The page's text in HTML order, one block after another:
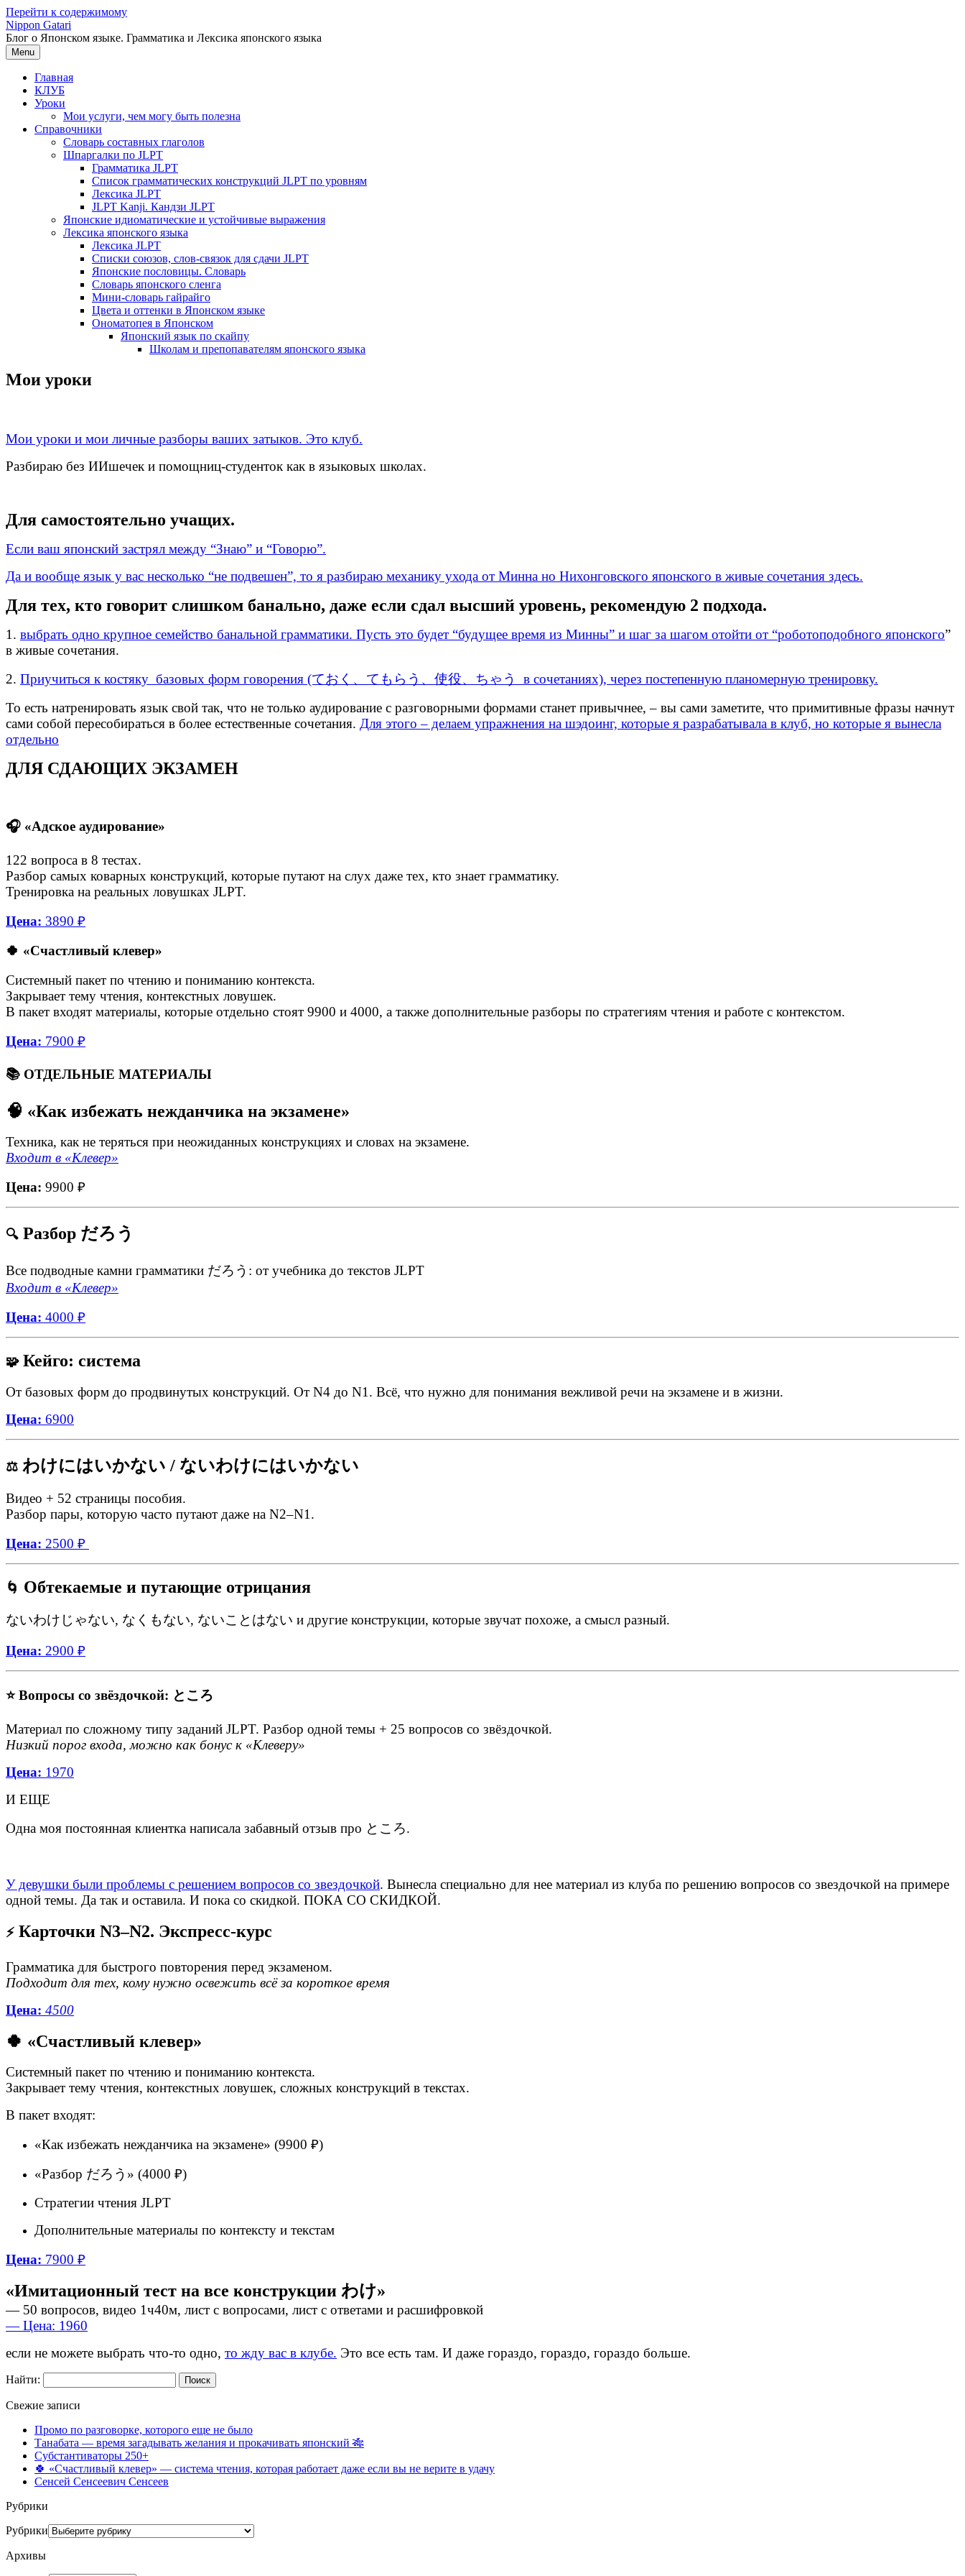
Перейти к содержимому
Nippon Gatari
Блог о Японском языке. Грамматика и Лексика японского языка
Menu
Главная
КЛУБ
Уроки
Мои услуги, чем могу быть полезна
Справочники
Словарь составных глаголов
Шпаргалки по JLPT
Грамматика JLPT
Список грамматических конструкций JLPT по уровням
Лексика JLPT
JLPT Kanji. Кандзи JLPT
Японские идиоматические и устойчивые выражения
Лексика японского языка
Лексика JLPT
Списки союзов, слов-связок для сдачи JLPT
Японские пословицы. Словарь
Словарь японского сленга
Мини-словарь гайрайго
Цвета и оттенки в Японском языке
Ономатопея в Японском
Японский язык по скайпу
Школам и препопавателям японского языка
Мои уроки
Мои уроки и мои личные разборы ваших затыков. Это клуб.
Разбираю без ИИшечек и помощниц-студенток как в языковых школах.
Для самостоятельно учащих.
Если ваш японский застрял между “Знаю” и “Говорю”.
Да и вообще язык у вас несколько “не подвешен”, то я разбираю механику ухода от Минна но Нихонговского японского в живые сочетания здесь.
Для тех, кто говорит слишком банально, даже если сдал высший уровень, рекомендую 2 подхода.
1. выбрать одно крупное семейство банальной грамматики. Пусть это будет “будущее время из Минны” и шаг за шагом отойти от “роботоподобного японского”
в живые сочетания.
2. Приучиться к костяку базовых форм говорения (ておく、てもらう、使役、ちゃう в сочетаниях), через постепенную планомерную тренировку.
То есть натренировать язык свой так, что не только аудирование с разговорными формами станет привычнее, – вы сами заметите, что примитивные фразы начнут
сами собой пересобираться в более естественные сочетания. Для этого – делаем упражнения на шэдоинг, которые я разрабатывала в клуб, но которые я вынесла
отдельно
ДЛЯ СДАЮЩИХ ЭКЗАМЕН
🎧 «Адское аудирование»
122 вопроса в 8 тестах.
Разбор самых коварных конструкций, которые путают на слух даже тех, кто знает грамматику.
Тренировка на реальных ловушках JLPT.
Цена: 3890 ₽
🍀 «Счастливый клевер»
Системный пакет по чтению и пониманию контекста.
Закрывает тему чтения, контекстных ловушек.
В пакет входят материалы, которые отдельно стоят 9900 и 4000, а также дополнительные разборы по стратегиям чтения и работе с контекстом.
Цена: 7900 ₽
📚 ОТДЕЛЬНЫЕ МАТЕРИАЛЫ
🧠 «Как избежать нежданчика на экзамене»
Техника, как не теряться при неожиданных конструкциях и словах на экзамене.
Входит в «Клевер»
Цена: 9900 ₽
🔍 Разбор だろう
Все подводные камни грамматики だろう: от учебника до текстов JLPT
Входит в «Клевер»
Цена: 4000 ₽
🧩 Кейго: система
От базовых форм до продвинутых конструкций. От N4 до N1. Всё, что нужно для понимания вежливой речи на экзамене и в жизни.
Цена: 6900
⚖️ わけにはいかない / ないわけにはいかない
Видео + 52 страницы пособия.
Разбор пары, которую часто путают даже на N2–N1.
Цена: 2500 ₽
🌀 Обтекаемые и путающие отрицания
ないわけじゃない, なくもない, ないことはない и другие конструкции, которые звучат похоже, а смысл разный.
Цена: 2900 ₽
⭐ Вопросы со звёздочкой: ところ
Материал по сложному типу заданий JLPT. Разбор одной темы + 25 вопросов со звёздочкой.
Низкий порог входа, можно как бонус к «Клеверу»
Цена: 1970
И ЕЩЕ
Одна моя постоянная клиентка написала забавный отзыв про ところ.
У девушки были проблемы с решением вопросов со звездочкой. Вынесла специально для нее материал из клуба по решению вопросов со звездочкой на примере
одной темы. Да так и оставила. И пока со скидкой. ПОКА СО СКИДКОЙ.
⚡ Карточки N3–N2. Экспресс-курс
Грамматика для быстрого повторения перед экзаменом.
Подходит для тех, кому нужно освежить всё за короткое время
Цена: 4500
🍀 «Счастливый клевер»
Системный пакет по чтению и пониманию контекста.
Закрывает тему чтения, контекстных ловушек, сложных конструкций в текстах.
В пакет входят:
«Как избежать нежданчика на экзамене» (9900 ₽)
«Разбор だろう» (4000 ₽)
Стратегии чтения JLPT
Дополнительные материалы по контексту и текстам
Цена: 7900 ₽
«Имитационный тест на все конструкции わけ»
— 50 вопросов, видео 1ч40м, лист с вопросами, лист с ответами и расшифровкой
— Цена: 1960
если не можете выбрать что-то одно, то жду вас в клубе. Это все есть там. И даже гораздо, гораздо, гораздо больше.
Найти:
Свежие записи
Промо по разговорке, которого еще не было
Танабата — время загадывать желания и прокачивать японский 🎋
Субстантиваторы 250+
🍀 «Счастливый клевер» — система чтения, которая работает даже если вы не верите в удачу
Сенсей Сенсеевич Сенсеев
Рубрики
Рубрики
Архивы